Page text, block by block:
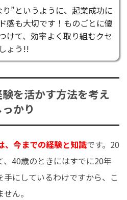
り”というように、起業成功に
感も大切です！ものごとに優
けて、効率よく取り組むクセ
ょう!!
を活かす方法を考え
かり
、今までの経験と知識です。20
40歳のときにはすでに20年
手にしているわけですから、こ
ん。